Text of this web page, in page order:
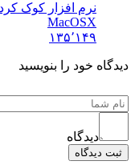
نرم افزار کوک کردن
MacOSX
۱۳۵٬۱۴۹
خود را بنویسید
دیدگاه